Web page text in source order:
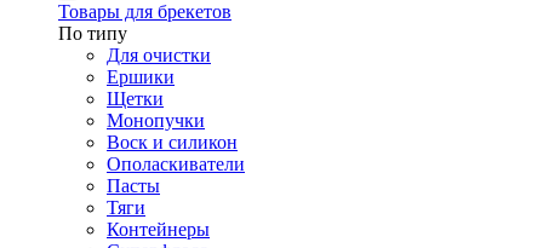
Товары для брекетов
По типу
Для очистки
Ершики
Щетки
Монопучки
Воск и силикон
Ополаскиватели
Пасты
Тяги
Контейнеры